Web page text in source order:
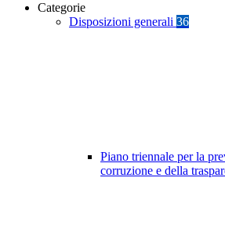
Categorie
Disposizioni generali 36
Piano triennale per la
corruzione e della